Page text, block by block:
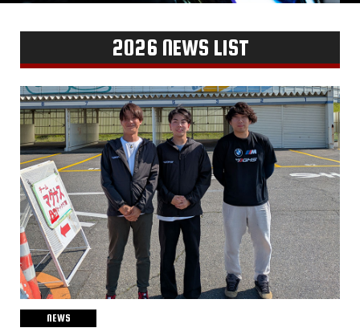
Latest News
一覧
Archived
2025年
2024年
ABOUT US
TEAM
RACE
Latest Race
BMW & MINI Racing 2026
2026 NEWS LIST
NEWS